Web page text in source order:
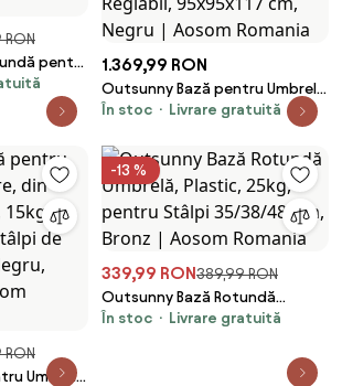
pentru
și Ø48 mm
Bronz |
1.369,99 RON
Outsunny Bază pentru Umbrelă
de Soare cu Sistem de Umplere,
Reglabil, 95x95x117 cm, Negru |
Aosom Romania
În stoc Livrare gratuită
Umbrelă
-13 %
339,99 RON389,99 RON
Outsunny Bază Rotundă
Umbrelă, Plastic, 25kg, pentru
În stoc Livrare gratuită